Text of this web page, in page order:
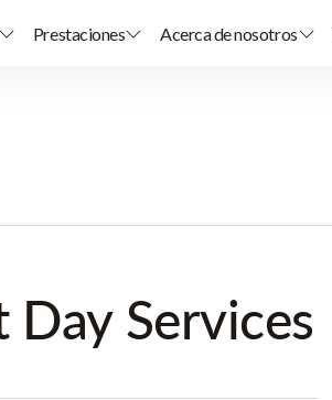
Prestaciones Acerca de nosotros
Services